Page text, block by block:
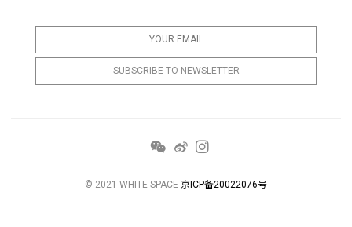
© 2021 WHITE SPACE 京ICP备20022076号